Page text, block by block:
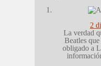
2
La verdad
Beatles
obligado a